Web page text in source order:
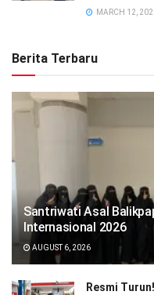
MARCH 12,
Berita Terbaru
Santriwati Asal
Internasional 2026
AUGUST 6, 2026
Resmi